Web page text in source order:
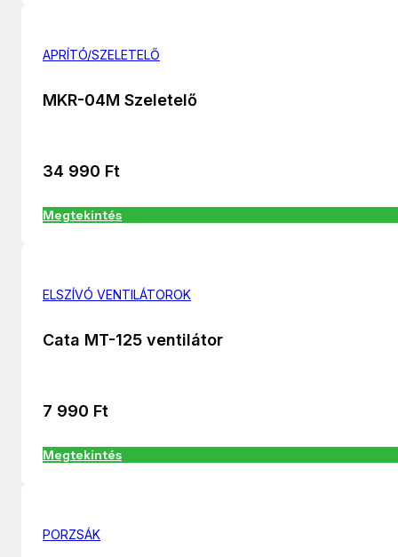
APRÍTÓ/SZELETELŐ
MKR-04M Szeletelő
34 990 Ft
Megtekintés
ELSZÍVÓ VENTILÁTOROK
Cata MT-125 ventilátor
7 990 Ft
Megtekintés
PORZSÁK